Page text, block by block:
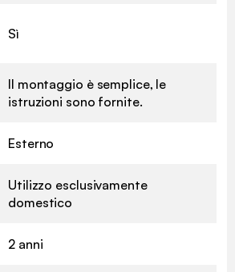
Sì
Il montaggio è semplice, le
istruzioni sono fornite.
Esterno
Utilizzo esclusivamente
domestico
2 anni